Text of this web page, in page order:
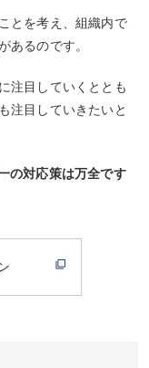
とを考え、組織内で
あるのです。
注目していくととも
注目していきたいと
の対応策は万全です